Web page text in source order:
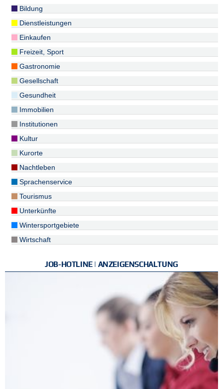
Bildung
Dienstleistungen
Einkaufen
Freizeit, Sport
Gastronomie
Gesellschaft
Gesundheit
Immobilien
Institutionen
Kultur
Kurorte
Nachtleben
Sprachenservice
Tourismus
Unterkünfte
Wintersportgebiete
Wirtschaft
JOB-HOTLINE | ANZEIGENSCHALTUNG